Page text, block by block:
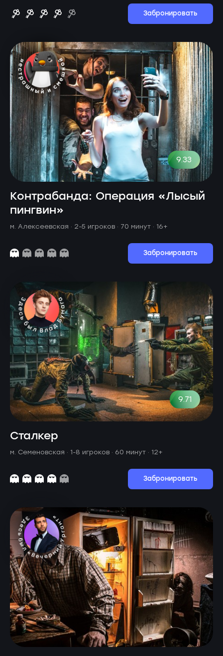
Забронировать
9.33
Контрабанда: Операция «Лысый
пингвин»
м. Алексеевская · 2-5 игроков · 70 минут · 16+
Забронировать
9.71
Сталкер
м. Семеновская · 1-8 игроков · 60 минут · 12+
Забронировать